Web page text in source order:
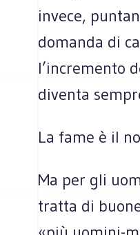
invece,
domanda di
l’incremento
diventa
La fame è il
Ma per gli
tratta di